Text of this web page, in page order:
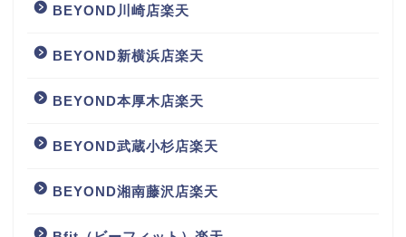
BEYOND川崎店楽天
BEYOND新横浜店楽天
BEYOND本厚木店楽天
BEYOND武蔵小杉店楽天
BEYOND湘南藤沢店楽天